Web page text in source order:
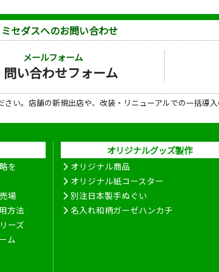
ミセダスへのお問い合わせ
メールフォーム
問い合わせフォーム
い。店舗の新規出店や、改装・リニューアルでの一括導
を
場
方法
ーズ
ム
オリジナルグッズ製作
オリジナル商品
オリジナル紙コースター
別注日本製手ぬぐい
名入れ和柄ガーゼハンカチ